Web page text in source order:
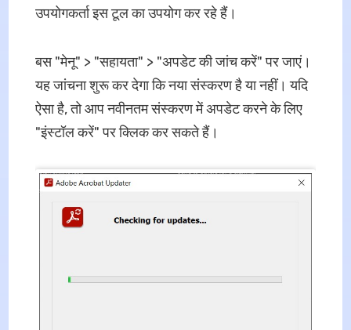
उपयोगकर्ता इस टूल का उपयोग कर रहे हैं।
बस "मेनू" > "सहायता" > "अपडेट की जांच करें" पर जाएं।
यह जांचना शुरू कर देगा कि नया संस्करण है या नहीं। यदि
ऐसा है, तो आप नवीनतम संस्करण में अपडेट करने के लिए
"इंस्टॉल करें" पर क्लिक कर सकते हैं।